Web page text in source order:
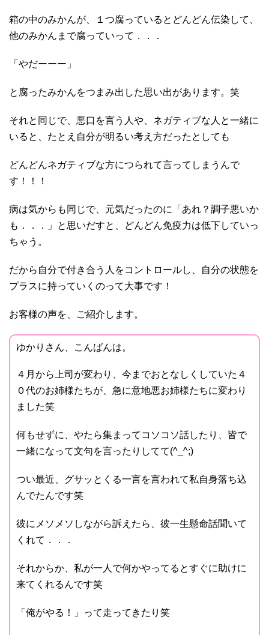
箱の中のみかんが、１つ腐っているとどんどん伝染して、
他のみかんまで腐っていって．．．
「やだーーー」
と腐ったみかんをつまみ出した思い出があります。笑
それと同じで、悪口を言う人や、ネガティブな人と一緒に
いると、たとえ自分が明るい考え方だったとしても
どんどんネガティブな方につられて言ってしまうんで
す！！！
病は気からも同じで、元気だったのに「あれ？調子悪いか
も．．．」と思いだすと、どんどん免疫力は低下していっ
ちゃう。
だから自分で付き合う人をコントロールし、自分の状態を
プラスに持っていくのって大事です！
お客様の声を、ご紹介します。
ゆかりさん、こんばんは。
４月から上司が変わり、今までおとなしくしていた４
０代のお姉様たちが、急に意地悪お姉様たちに変わり
ました笑
何もせずに、やたら集まってコソコソ話したり、皆で
一緒になって文句を言ったりしてて(^_^;)
つい最近、グサッとくる一言を言われて私自身落ち込
んでたんです笑
彼にメソメソしながら訴えたら、彼一生懸命話聞いて
くれて．．．
それからか、私が一人で何かやってるとすぐに助けに
来てくれるんです笑
「俺がやる！」って走ってきたり笑